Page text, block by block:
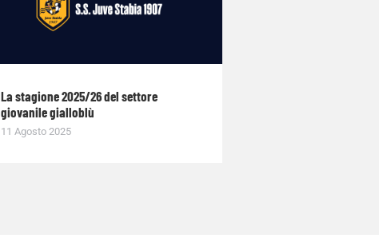
La stagione 2025/26 del settore
giovanile gialloblù
11 Agosto 2025